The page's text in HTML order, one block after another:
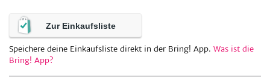
Zur Einkaufsliste
Speichere deine Einkaufsliste direkt in der Bring! App. Was ist die
Bring! App?